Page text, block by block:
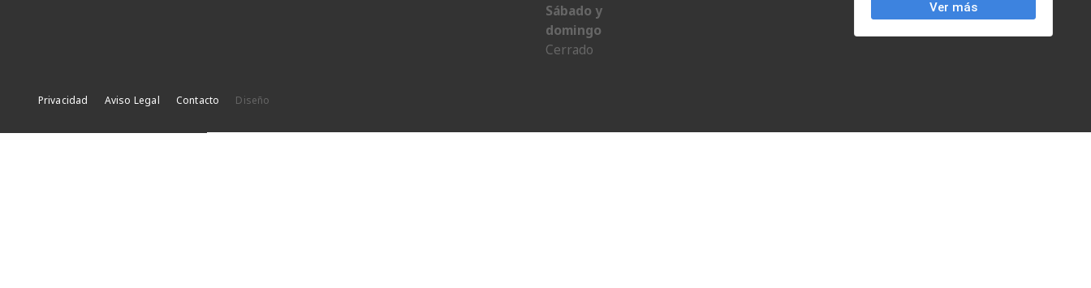
Sábado y
domingo
Cerrado
Privacidad Aviso Legal Contacto Diseño